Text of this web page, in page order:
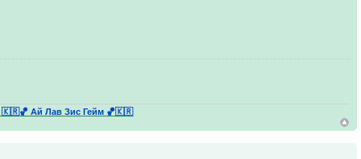
🇰🇷🏀 Ай Лав Зис Гейм 🏀🇰🇷